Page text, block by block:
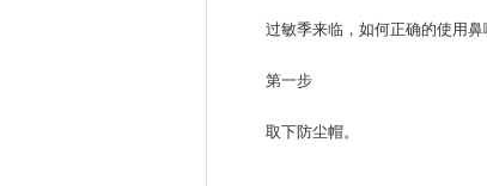
过敏季来临，如何正确的使用
第一步
取下防尘帽。